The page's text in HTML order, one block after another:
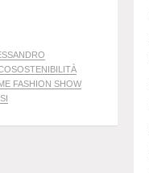
FASHION SHOW